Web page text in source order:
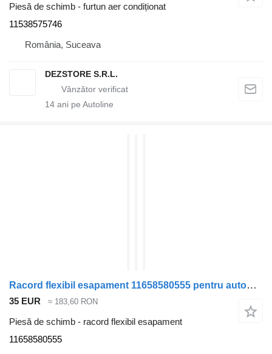
Piesă de schimb - furtun aer condiționat
11538575746
România, Suceava
DEZSTORE S.R.L.
14 ani pe Autoline
Racord flexibil esapament 11658580555 pentru automobil BMW X7
35 EUR ≈ 183,60 RON
Piesă de schimb - racord flexibil esapament
11658580555